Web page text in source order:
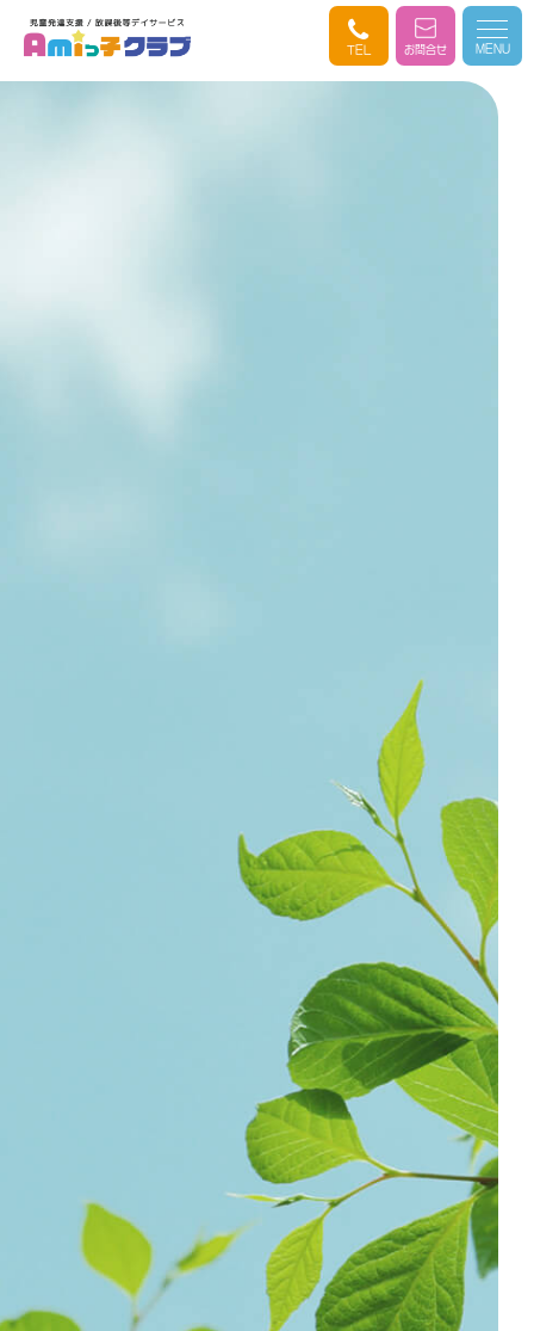
MENU
お問合せ
TEL